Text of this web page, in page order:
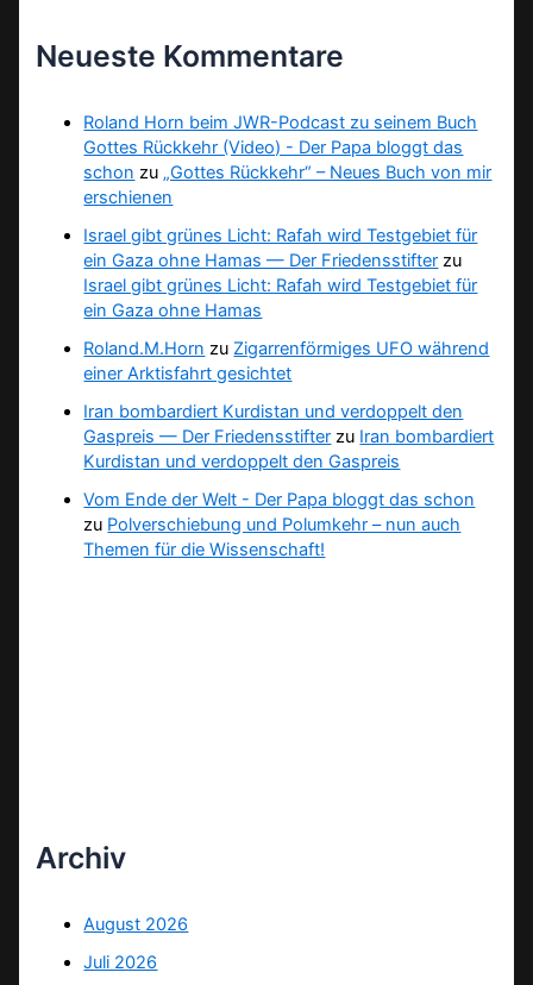
Neueste Kommentare
Roland Horn beim JWR-Podcast zu seinem Buch
Gottes Rückkehr (Video) - Der Papa bloggt das
schon zu „Gottes Rückkehr“ – Neues Buch von mir
erschienen
Israel gibt grünes Licht: Rafah wird Testgebiet für
ein Gaza ohne Hamas — Der Friedensstifter zu
Israel gibt grünes Licht: Rafah wird Testgebiet für
ein Gaza ohne Hamas
Roland.M.Horn zu Zigarrenförmiges UFO während
einer Arktisfahrt gesichtet
Iran bombardiert Kurdistan und verdoppelt den
Gaspreis — Der Friedensstifter zu Iran bombardiert
Kurdistan und verdoppelt den Gaspreis
Vom Ende der Welt - Der Papa bloggt das schon
zu Polverschiebung und Polumkehr – nun auch
Themen für die Wissenschaft!
Archiv
August 2026
Juli 2026